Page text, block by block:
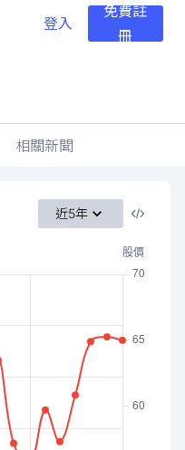
登入
免費註
冊
相關新聞
近5年